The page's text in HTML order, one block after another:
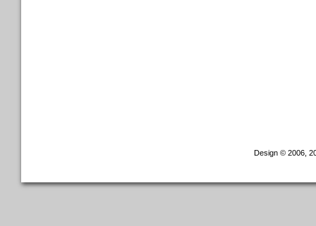
Design © 2006,